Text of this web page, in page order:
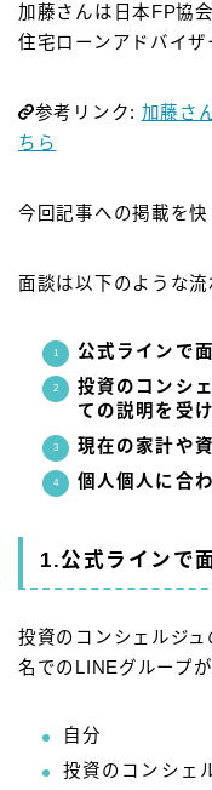
加藤さんは日本FP協
住宅ローンアドバイザ
参考リンク: 加藤さ
ちら
今回記事への掲載を快
面談は以下のような流
公式ラインで
投資のコンシ
ての説明を受
現在の家計や
個人個人に合
1.公式ラインで
投資のコンシェルジ
名でのLINEグループが
自分
投資のコンシェ